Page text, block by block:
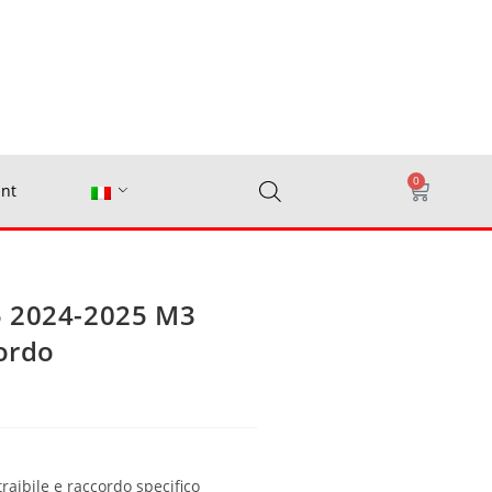
0
2024-2025 M3
e raccordo specifico